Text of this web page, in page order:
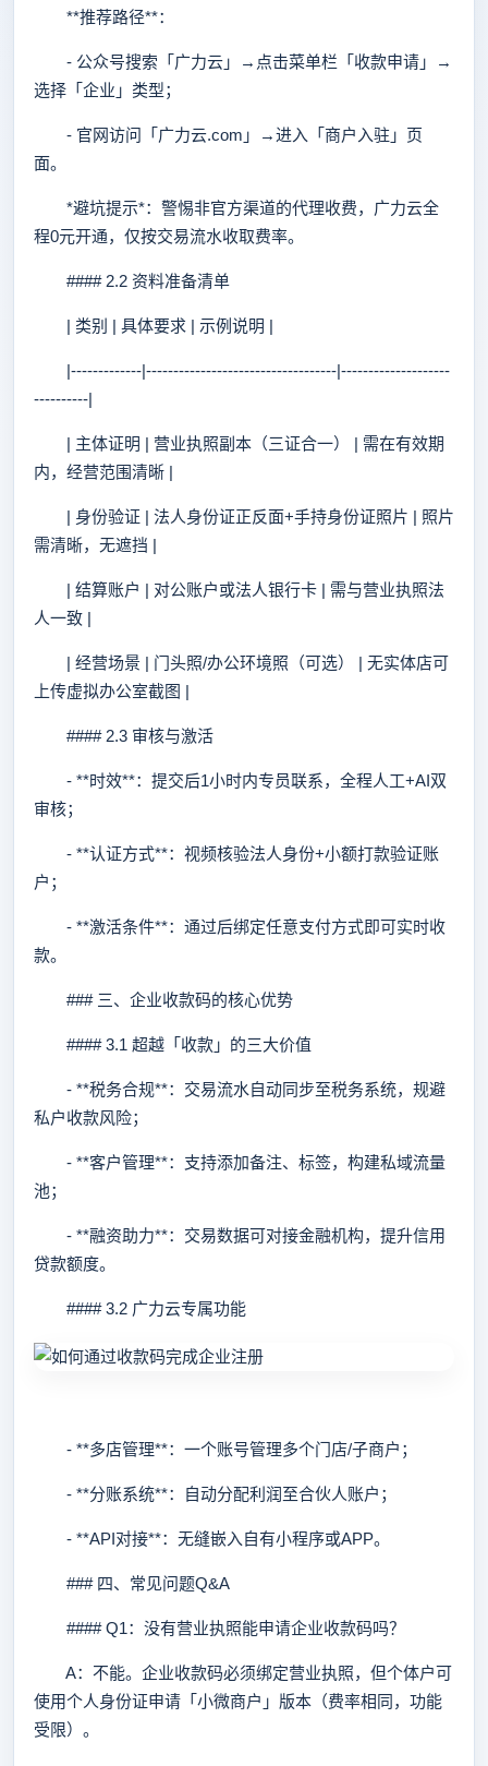
**推荐路径**：
- 公众号搜索「广力云」→点击菜单栏「收款申请」→
选择「企业」类型；
- 官网访问「广力云.com」→进入「商户入驻」页
面。
*避坑提示*：警惕非官方渠道的代理收费，广力云全
程0元开通，仅按交易流水收取费率。
#### 2.2 资料准备清单
| 类别 | 具体要求 | 示例说明 |
|-------------|-----------------------------------|--------------------
----------|
| 主体证明 | 营业执照副本（三证合一） | 需在有效期
内，经营范围清晰 |
| 身份验证 | 法人身份证正反面+手持身份证照片 | 照片
需清晰，无遮挡 |
| 结算账户 | 对公账户或法人银行卡 | 需与营业执照法
人一致 |
| 经营场景 | 门头照/办公环境照（可选） | 无实体店可
上传虚拟办公室截图 |
#### 2.3 审核与激活
- **时效**：提交后1小时内专员联系，全程人工+AI双
审核；
- **认证方式**：视频核验法人身份+小额打款验证账
户；
- **激活条件**：通过后绑定任意支付方式即可实时收
款。
### 三、企业收款码的核心优势
#### 3.1 超越「收款」的三大价值
- **税务合规**：交易流水自动同步至税务系统，规避
私户收款风险；
- **客户管理**：支持添加备注、标签，构建私域流量
池；
- **融资助力**：交易数据可对接金融机构，提升信用
贷款额度。
#### 3.2 广力云专属功能
- **多店管理**：一个账号管理多个门店/子商户；
- **分账系统**：自动分配利润至合伙人账户；
- **API对接**：无缝嵌入自有小程序或APP。
### 四、常见问题Q&A
#### Q1：没有营业执照能申请企业收款码吗？
A：不能。企业收款码必须绑定营业执照，但个体户可
使用个人身份证申请「小微商户」版本（费率相同，功能
受限）。